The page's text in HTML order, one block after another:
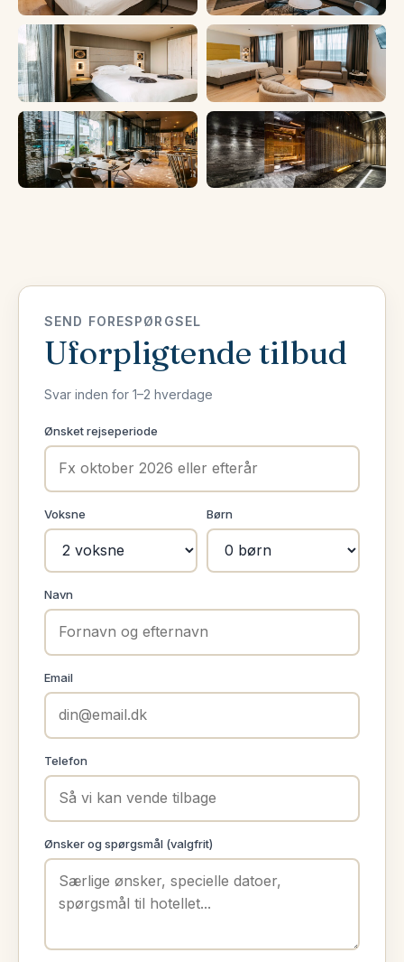
SEND FORESPØRGSEL
Uforpligtende tilbud
Svar inden for 1–2 hverdage
Ønsket rejseperiode
Voksne Børn
Navn
Email
Telefon
Ønsker og spørgsmål (valgfrit)